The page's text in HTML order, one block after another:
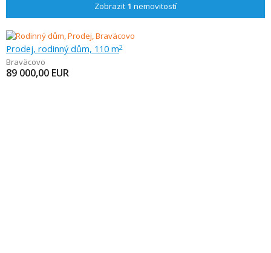
Zobrazit 1 nemovitostí
Prodej, rodinný dům, 110 m2
Braväcovo
89 000,00 EUR